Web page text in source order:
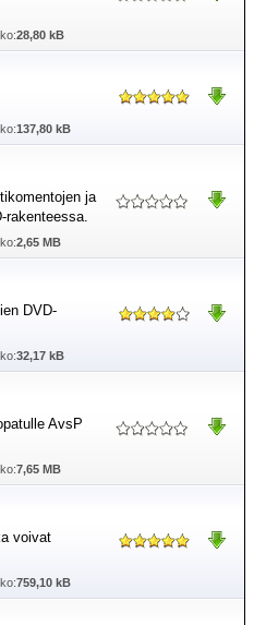
28,80 kB
137,80 kB
ja
rakenteessa.
2,65 MB
DVD-
32,17 kB
AvsP
7,65 MB
voivat
759,10 kB